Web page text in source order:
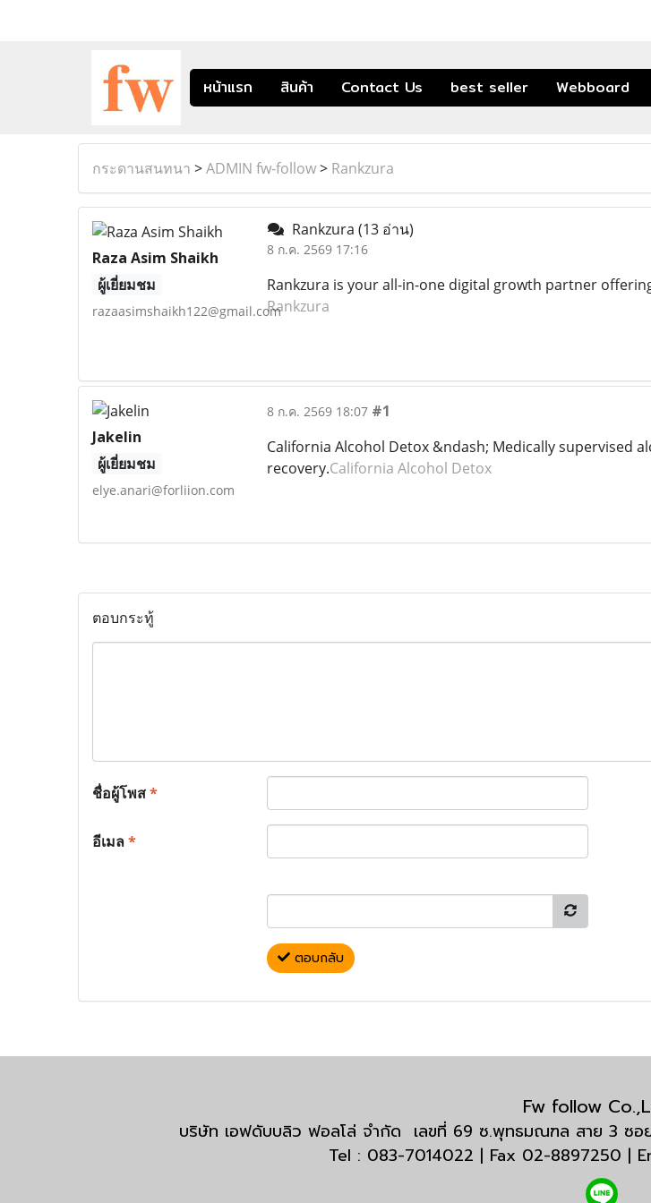
หน้าแรก สินค้า Contact Us best seller Webboard
กระดานสนทนา >ADMIN fw-follow> Rankzura
Raza Asim Shaikh
ผู้เยี่ยมชม
razaasimshaikh122@gmail.com
Rankzura (13 อ่าน)
8 ก.ค. 2569 17:16
Rankzura is your all-in-one digital growth partner
Rankzura
Jakelin
ผู้เยี่ยมชม
elye.anari@forliion.com
8 ก.ค. 2569 18:07 #1
California Alcohol Detox &ndash; Medically supervised
recovery.California Alcohol Detox
ตอบกระทู้
ชื่อผู้โพส*
อีเมล*
ตอบกลับ
Fw follow
บริษัท เอฟดับบลิว ฟอลโล่ จำกัด เลขที่ 69 ซ.พุทธมณฑล สาย 3 ซอ
Tel : 083-7014022 | Fax 02-8897250 |